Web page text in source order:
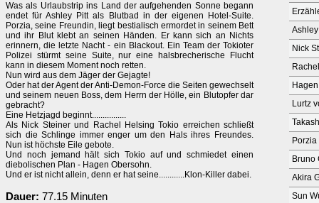
Was als Urlaubstrip ins Land der aufgehenden Sonne begann
endet für Ashley Pitt als Blutbad in der eigenen Hotel-Suite.
Porzia, seine Freundin, liegt bestialisch ermordet in seinem Bett
und ihr Blut klebt an seinen Händen. Er kann sich an Nichts
erinnern, die letzte Nacht - ein Blackout. Ein Team der Tokioter
Polizei stürmt seine Suite, nur eine halsbrecherische Flucht
kann in diesem Moment noch retten.
Nun wird aus dem Jäger der Gejagte!
Oder hat der Agent der Anti-Demon-Force die Seiten gewechselt
und seinem neuen Boss, dem Herrn der Hölle, ein Blutopfer dar
gebracht?
Eine Hetzjagd beginnt................
Als Nick Steiner und Rachel Helsing Tokio erreichen schließt
sich die Schlinge immer enger um den Hals ihres Freundes.
Nun ist höchste Eile gebote.
Und noch jemand hält sich Tokio auf und schmiedet einen
diebolischen Plan - Hagen Obersohn.
Und er ist nicht allein, denn er hat seine............Klon-Killer dabei.
Dauer: 77.15 Minuten
Nick
Lurtz
Porzia
Bruno
Akira
Sun